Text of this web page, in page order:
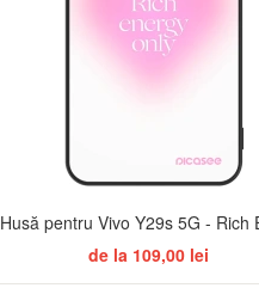
Husă pentru Vivo Y29s 5G - Rich
de la 109,00 lei